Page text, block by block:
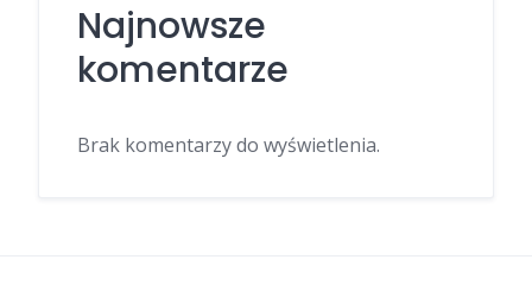
Najnowsze
komentarze
Brak komentarzy do wyświetlenia.